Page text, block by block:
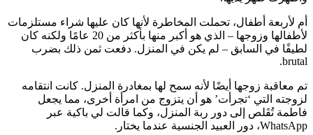
أم لأربعة أطفال، تحملت المخاطرة لأنها كان عليها شراء مستلزمات
لأطفالها وزوجها – الذي هو أكبر منها بأكثر من 20 عامًا ولكنه كان
لطيفًا في السابق – لم يكن في المنزل. دفعت ثمن ذلك بضرب
brutal.
تم معاقبة زوجها أيضًا لأنه سمح لها بمغادرة المنزل. كانت انتقامه
لزوجته التي ‘تجرأت’ هو أن يتزوج من امرأة أخرى، مما يجعل
فاطمة تُقَلص إلى دور ربة المنزل، وكما قالت لي باكية عبر
WhatsApp، دور العبيد الجنسية عندما يختار.